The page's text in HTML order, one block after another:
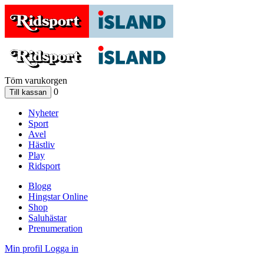
Töm varukorgen
0
Nyheter
Sport
Avel
Hästliv
Play
Ridsport
Blogg
Hingstar Online
Shop
Saluhästar
Prenumeration
Min profil Logga in